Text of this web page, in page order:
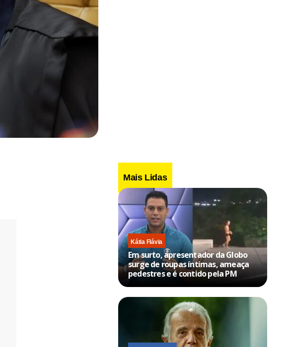
Mais Lidas
Kátia Flávia
Em surto, apresentador da Globo
surge de roupas íntimas, ameaça
pedestres e é contido pela PM